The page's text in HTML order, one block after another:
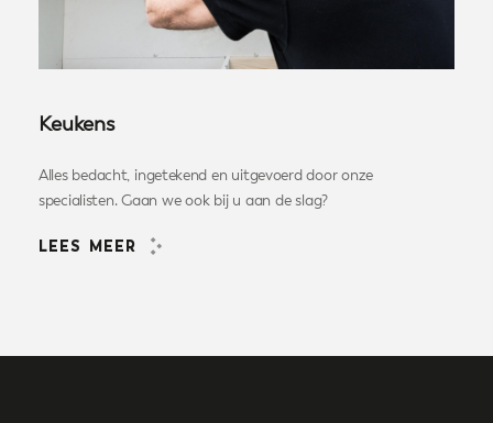
Keukens
Alles bedacht, ingetekend en uitgevoerd door onze
specialisten. Gaan we ook bij u aan de slag?
LEES MEER